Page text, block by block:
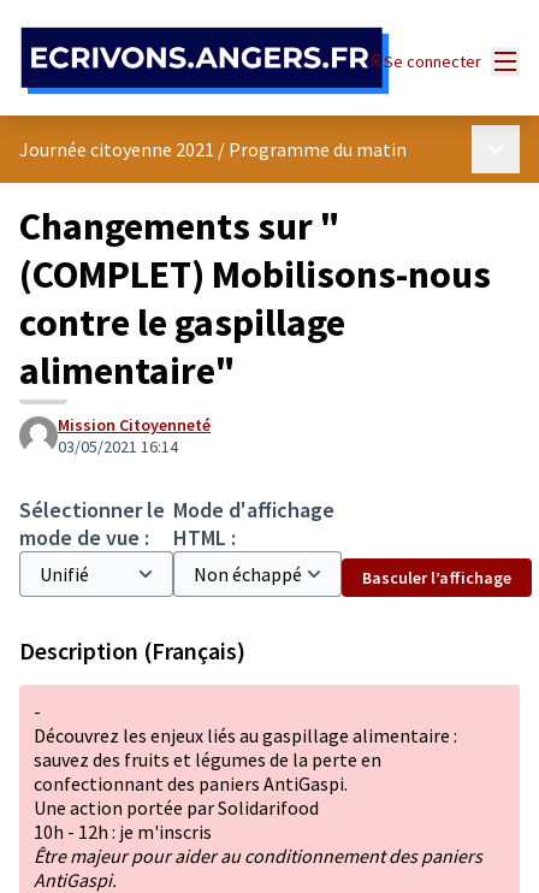
Se connecter
Journée citoyenne 2021 / Programme du matin
Changements sur "
(COMPLET) Mobilisons-nous
contre le gaspillage
alimentaire"
Mission Citoyenneté
03/05/2021 16:14
Sélectionner le
mode de vue :
Mode d'affichage
HTML :
Basculer l’affichage
Description (Français)
-
Découvrez les enjeux liés au gaspillage alimentaire :
sauvez des fruits et légumes de la perte en
confectionnant des paniers AntiGaspi.
Une action portée par Solidarifood
10h - 12h : je m'inscris
Être majeur pour aider au conditionnement des paniers
AntiGaspi.